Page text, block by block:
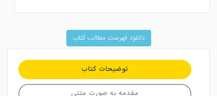
دانلود فهرست مطالب کتاب
توضیحات کتاب
مقدمه به صورت متنی